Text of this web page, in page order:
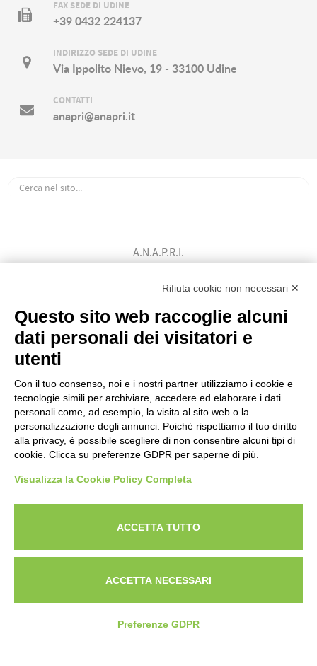
FAX SEDE DI UDINE
+39 0432 224137
INDIRIZZO SEDE DI UDINE
Via Ippolito Nievo, 19 - 33100 Udine
CONTATTI
anapri@anapri.it
A.N.A.P.R.I.
Bovini di Razza Pezzata Rossa Italiana
Codice Fiscale: 80009310303
Powered byANAPRI Webmaster
Rifiuta cookie non necessari ✕
Questo sito web raccoglie alcuni
dati personali dei visitatori e
utenti
Con il tuo consenso, noi e i nostri partner utilizziamo i cookie e
tecnologie simili per archiviare, accedere ed elaborare i dati
personali come, ad esempio, la visita al sito web o la
personalizzazione degli annunci. Poiché rispettiamo il tuo diritto
alla privacy, è possibile scegliere di non consentire alcuni tipi di
cookie. Clicca su preferenze GDPR per saperne di più.
Visualizza la Cookie Policy Completa
ACCETTA TUTTO
ACCETTA NECESSARI
Preferenze GDPR